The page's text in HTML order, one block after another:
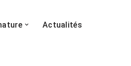
Actualités